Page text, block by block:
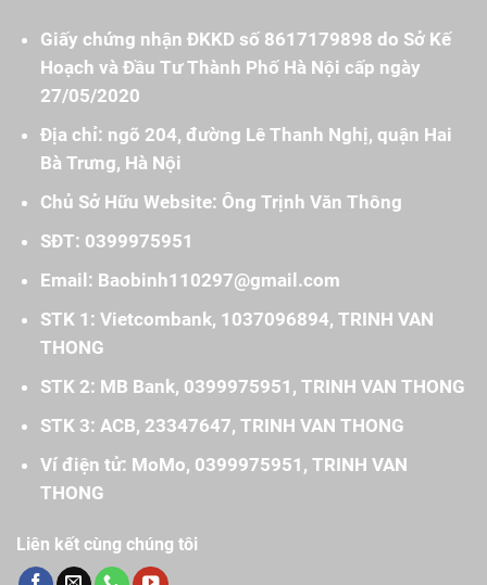
Giấy chứng nhận ĐKKD số 8617179898 do Sở Kế
Hoạch và Đầu Tư Thành Phố Hà Nội cấp ngày
27/05/2020
Địa chỉ: ngõ 204, đường Lê Thanh Nghị, quận Hai
Bà Trưng, Hà Nội
Chủ Sở Hữu Website: Ông Trịnh Văn Thông
SĐT: 0399975951
Email: Baobinh110297@gmail.com
STK 1: Vietcombank, 1037096894, TRINH VAN
THONG
STK 2: MB Bank, 0399975951, TRINH VAN THONG
STK 3: ACB, 23347647, TRINH VAN THONG
Ví điện tử: MoMo, 0399975951, TRINH VAN
THONG
Liên kết cùng chúng tôi